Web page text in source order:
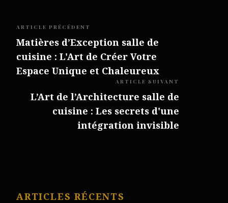
ARTICLE PRÉCÉDENT
Matières d’Exception salle de
cuisine : L'Art de Créer Votre
Espace Unique et Chaleureux
ARTICLE SUIVANT
L’Art de l’Architecture salle de
cuisine : Les secrets d'une
intégration invisible
ARTICLES RÉCENTS